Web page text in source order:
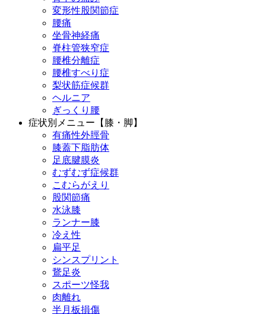
変形性股関節症
腰痛
坐骨神経痛
脊柱管狭窄症
腰椎分離症
腰椎すべり症
梨状筋症候群
ヘルニア
ぎっくり腰
症状別メニュー【膝・脚】
有痛性外脛骨
膝蓋下脂肪体
足底腱膜炎
むずむず症候群
こむらがえり
股関節痛
水泳膝
ランナー膝
冷え性
扁平足
シンスプリント
鵞足炎
スポーツ怪我
肉離れ
半月板損傷